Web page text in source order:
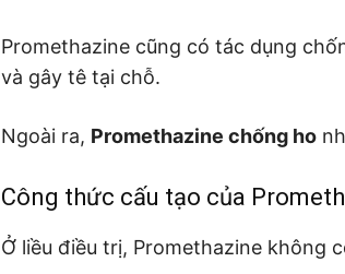
Promethazine cũng có tác dụng
và gây tê tại chỗ.
Ngoài ra, Promethazine chống ho
Công thức cấu tạo của
Ở liều điều trị, Promethazine không